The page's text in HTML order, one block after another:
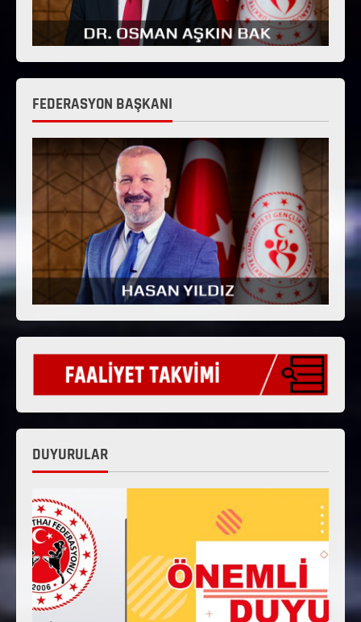
FEDERASYON BAŞKANI
DUYURULAR